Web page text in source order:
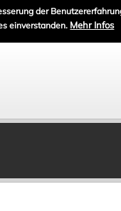
der
einverstanden. Mehr Infos